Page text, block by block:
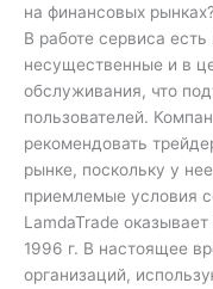
на финансовых рынках?
В работе сервиса
несущественные и в
обслуживания, что
пользователей.
рекомендовать
рынке, поскольку у
приемлемые условия
LamdaTrade
1996 г. В настоящее
организаций,